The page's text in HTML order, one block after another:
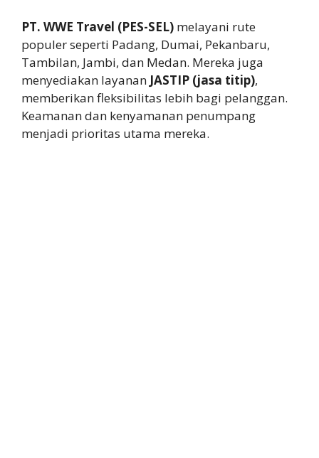
PT. WWE Travel (PES-SEL) melayani rute
populer seperti Padang, Dumai, Pekanbaru,
Tambilan, Jambi, dan Medan. Mereka juga
menyediakan layanan JASTIP (jasa titip),
memberikan fleksibilitas lebih bagi pelanggan.
Keamanan dan kenyamanan penumpang
menjadi prioritas utama mereka.